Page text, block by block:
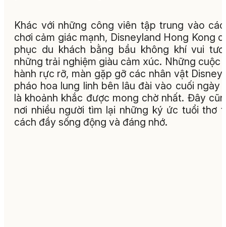
Khác với những công viên tập trung vào
chơi cảm giác mạnh, Disneyland Hong Kong
phục du khách bằng bầu không khí vui
những trải nghiệm giàu cảm xúc. Những cuộc
hành rực rỡ, màn gặp gỡ các nhân vật Disney
pháo hoa lung linh bên lâu đài vào cuối ngày
là khoảnh khắc được mong chờ nhất. Đây
nơi nhiều người tìm lại những ký ức tuổi thơ
cách đầy sống động và đáng nhớ.